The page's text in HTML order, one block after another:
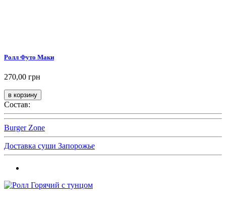
Ролл Футо Маки
270,00 грн
Состав:
Burger Zone
Доставка суши Запорожье